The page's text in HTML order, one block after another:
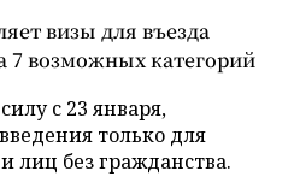
визы для въезда
7 возможных категорий
с 23 января,
только для
лиц без гражданства.